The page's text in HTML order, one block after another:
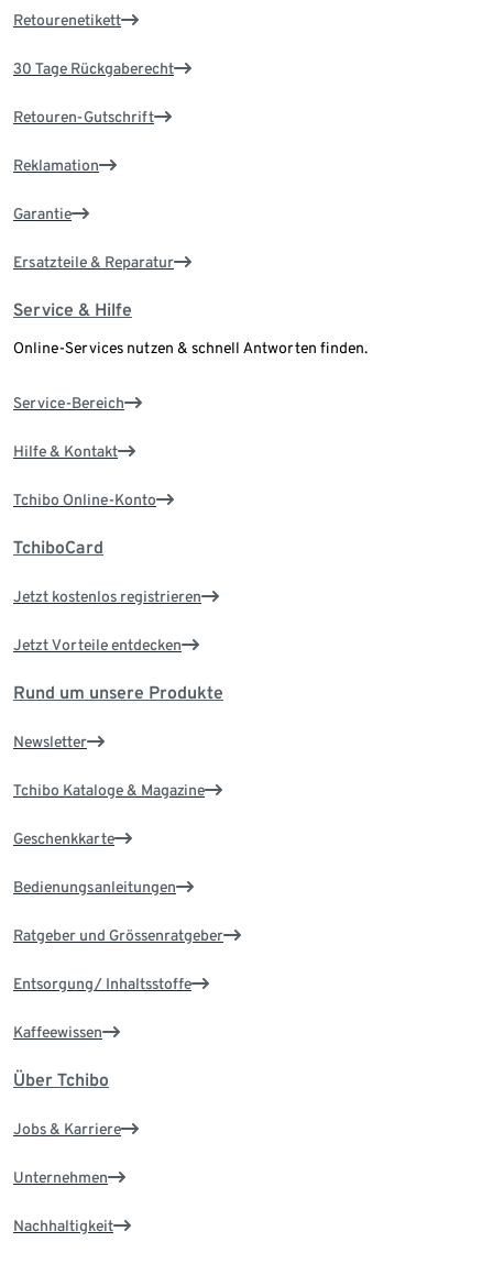
Retourenetikett
30 Tage Rückgaberecht
Retouren-Gutschrift
Reklamation
Garantie
Ersatzteile & Reparatur
Service & Hilfe
Online-Services nutzen & schnell Antworten finden.
Service-Bereich
Hilfe & Kontakt
Tchibo Online-Konto
TchiboCard
Jetzt kostenlos registrieren
Jetzt Vorteile entdecken
Rund um unsere Produkte
Newsletter
Tchibo Kataloge & Magazine
Geschenkkarte
Bedienungsanleitungen
Ratgeber und Grössenratgeber
Entsorgung/ Inhaltsstoffe
Kaffeewissen
Über Tchibo
Jobs & Karriere
Unternehmen
Nachhaltigkeit